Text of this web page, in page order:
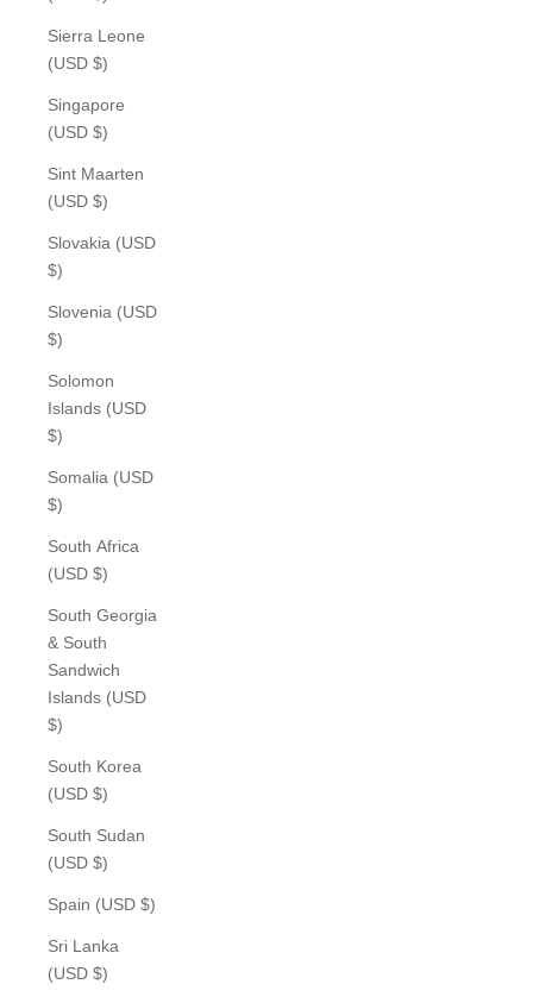
Sierra Leone
(USD $)
Singapore
(USD $)
Sint Maarten
(USD $)
Slovakia (USD
$)
Slovenia (USD
$)
Solomon
Islands (USD
$)
Somalia (USD
$)
South Africa
(USD $)
South Georgia
& South
Sandwich
Islands (USD
$)
South Korea
(USD $)
South Sudan
(USD $)
Spain (USD $)
Sri Lanka
(USD $)